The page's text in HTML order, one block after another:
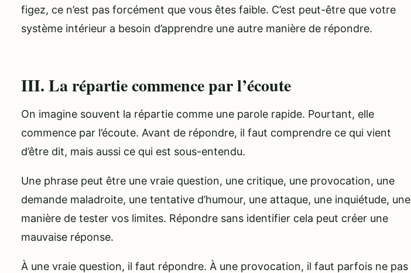
figez, ce n’est pas forcément que vous êtes faible. C’est peut-être que votre
système intérieur a besoin d’apprendre une autre manière de répondre.
III. La répartie commence par l’écoute
On imagine souvent la répartie comme une parole rapide. Pourtant, elle
commence par l’écoute. Avant de répondre, il faut comprendre ce qui vient
d’être dit, mais aussi ce qui est sous-entendu.
Une phrase peut être une vraie question, une critique, une provocation, une
demande maladroite, une tentative d’humour, une attaque, une inquiétude, une
manière de tester vos limites. Répondre sans identifier cela peut créer une
mauvaise réponse.
À une vraie question, il faut répondre. À une provocation, il faut parfois ne pas